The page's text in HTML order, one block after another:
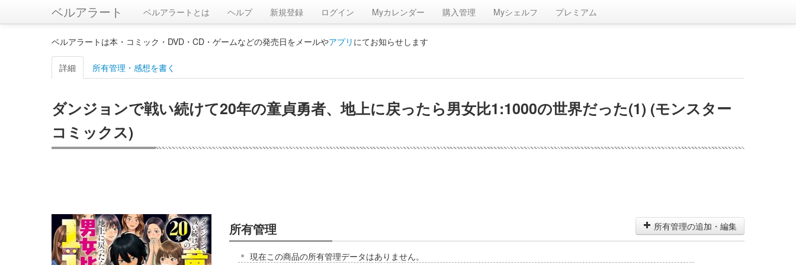
ベルアラート ベルアラートとは ヘルプ 新規登録 ログイン Myカレンダー 購入管理 Myシェルフ プレミアム
ベルアラートは本・コミック・DVD・CD・ゲームなどの発売日をメールやアプリ にてお知らせします
詳細 所有管理・感想を書く
ダンジョンで戦い続けて20年の童貞勇者、地上に戻ったら男女比1:1000の世界だった(1) (モンスター
コミックス)
所有管理 所有管理の追加・編集
現在この商品の所有管理データはありません。